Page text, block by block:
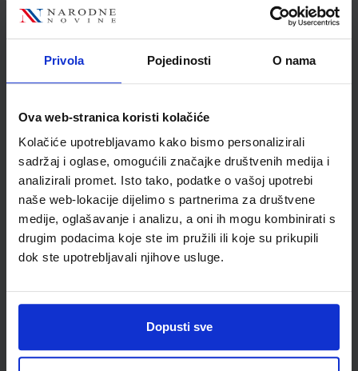
Privola Pojedinosti O nama
Ova web-stranica koristi kolačiće
Kolačiće upotrebljavamo kako bismo personalizirali
sadržaj i oglase, omogućili značajke društvenih medija i
analizirali promet. Isto tako, podatke o vašoj upotrebi
naše web-lokacije dijelimo s partnerima za društvene
medije, oglašavanje i analizu, a oni ih mogu kombinirati s
drugim podacima koje ste im pružili ili koje su prikupili
dok ste upotrebljavali njihove usluge.
Dopusti sve
Šifra proizvoda
Jedinična mjera
kom
Newsletter prijava
proizvodima i uslugama, akcijama i drugim